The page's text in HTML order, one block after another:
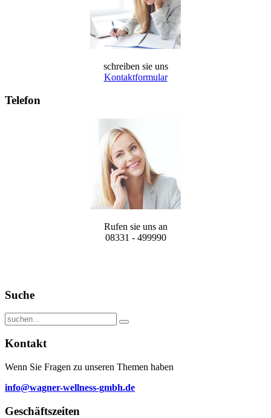
schreiben sie uns
Kontaktformular
Telefon
Rufen sie uns an
08331 - 499990
Suche
Kontakt
Wenn Sie Fragen zu unseren Themen haben
info@wagner-wellness-gmbh.de
Geschäftszeiten